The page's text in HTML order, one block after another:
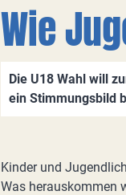
Wie
Die U18 Wahl will
ein Stimmungsbild
Kinder und
Was herauskommen